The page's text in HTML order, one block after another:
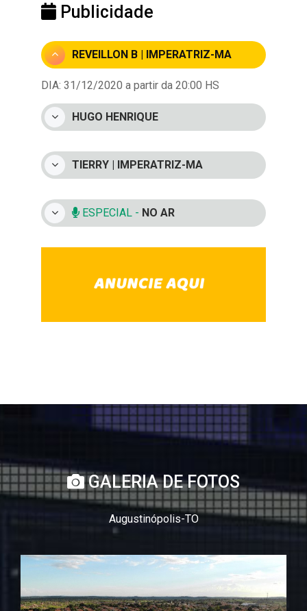
Publicidade
REVEILLON B | IMPERATRIZ-MA
DIA: 31/12/2020 a partir da 20:00 HS
HUGO HENRIQUE
TIERRY | IMPERATRIZ-MA
ESPECIAL - NO AR
GALERIA DE FOTOS
Augustinópolis-TO